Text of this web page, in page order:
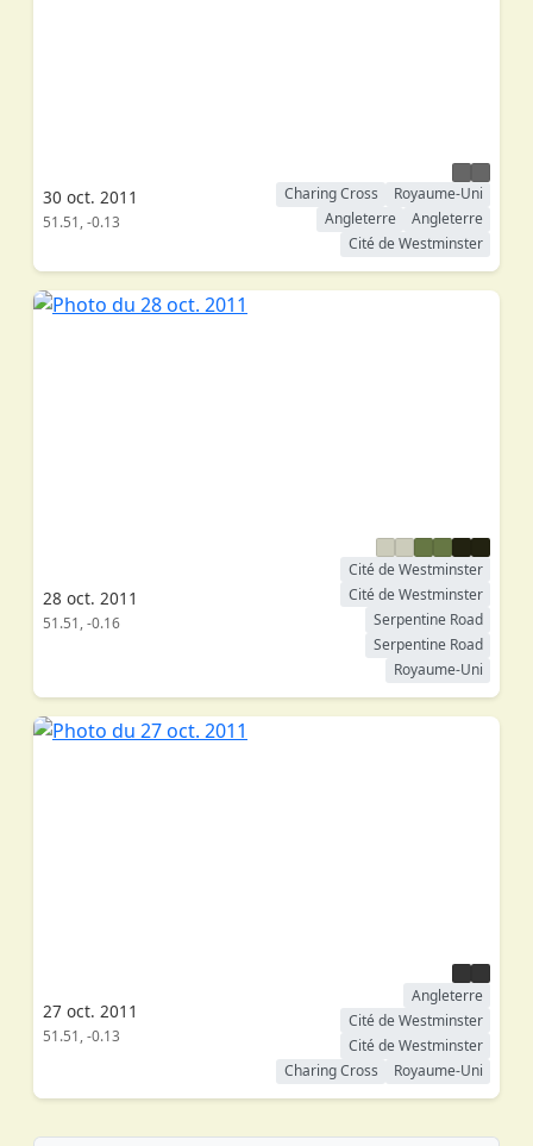
30 oct. 2011
51.51, -0.13
Charing Cross
Royaume-Uni
Angleterre
Angleterre
Cité de Westminster
28 oct. 2011
51.51, -0.16
Cité de Westminster
Cité de Westminster
Serpentine Road
Serpentine Road
Royaume-Uni
27 oct. 2011
51.51, -0.13
Angleterre
Cité de Westminster
Cité de Westminster
Charing Cross
Royaume-Uni